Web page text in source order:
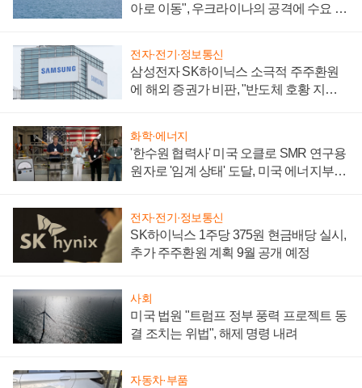
아로 이동", 우크라이나의 공격에 수요 늘
전자·전기·정보통신
삼성전자 SK하이닉스 소극적 주주환원
에 해외 증권가 비판, "반도체 호황 지속
화학·에너지
'한수원 협력사' 미국 오클로 SMR 연구용
원자로 '임계 상태' 도달, 미국 에너지부
전자·전기·정보통신
SK하이닉스 1주당 375원 현금배당 실시,
추가 주주환원 계획 9월 공개 예정
사회
미국 법원 "트럼프 정부 풍력 프로젝트 동
결 조치는 위법", 해제 명령 내려
자동차·부품